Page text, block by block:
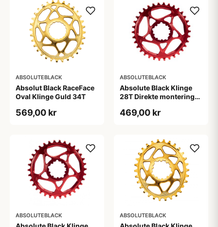
ABSOLUTEBLACK
Absolut Black RaceFace
Oval Klinge Guld 34T
569,00 kr
ABSOLUTEBLACK
Absolute Black Klinge
28T Direkte montering
469,00 kr
ABSOLUTEBLACK ABSOLUTEBLACK